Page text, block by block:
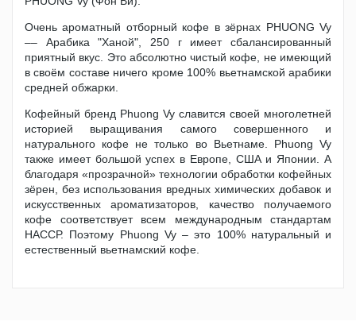
Очень ароматный отборный кофе в зёрнах PHUONG Vy
–– Арабика "Ханой", 250 г имеет сбалансированный
приятный вкус. Это абсолютно чистый кофе, не имеющий
в своём составе ничего кроме 100% вьетнамской арабики
средней обжарки.
Кофейный бренд Phuong Vy славится своей многолетней
историей выращивания самого совершенного и
натурального кофе не только во Вьетнаме. Phuong Vy
также имеет большой успех в Европе, США и Японии. А
благодаря «прозрачной» технологии обработки кофейных
зёрен, без использования вредных химических добавок и
искусственных ароматизаторов, качество получаемого
кофе соответствует всем международным стандартам
НАССР. Поэтому Phuong Vy – это 100% натуральный и
естественный вьетнамский кофе.